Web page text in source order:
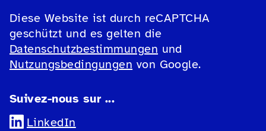
Diese Website ist durch reCAPTCHA
geschützt und es gelten die
Datenschutzbestimmungen und
Nutzungsbedingungen von Google.
Suivez-nous sur ...
LinkedIn